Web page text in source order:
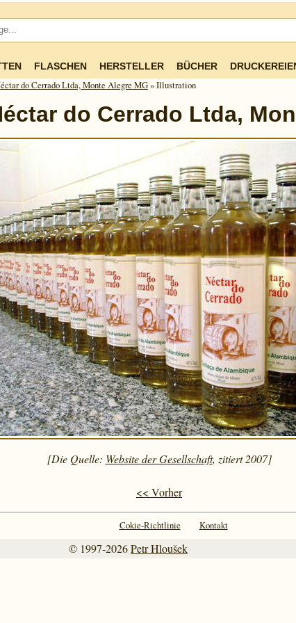
FLASCHEN HERSTELLER BÜCHER
do Cerrado Ltda, Monte Alegre MG» Illustration
do Cerrado Ltda,
[Die Quelle: Website der Gesellschaft, zitiert 2007]
<< Vorher
Cokie-Richtlinie Kontakt
© 1997-2026Petr Hloušek